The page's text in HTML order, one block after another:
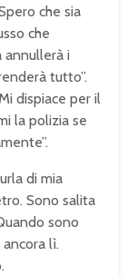
che sia
che
annullerà i
tutto”.
dispiace per il
la polizia se
di mia
Sono salita
sono
lì.